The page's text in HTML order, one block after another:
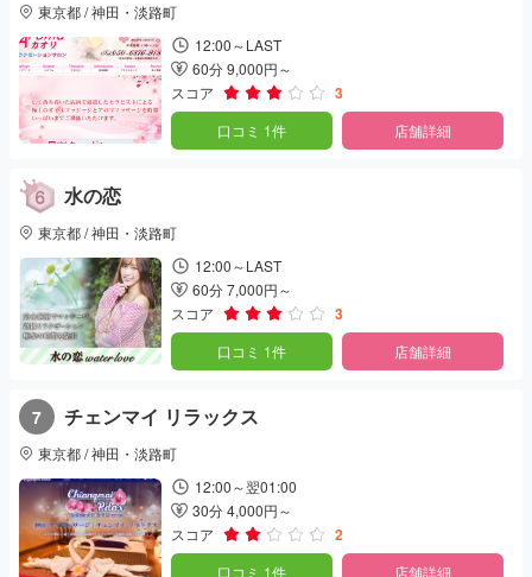
東京都 / 神田・淡路町
12:00～LAST
60分 9,000円～
スコア
3
口コミ 1件 店舗詳細
水の恋
東京都 / 神田・淡路町
12:00～LAST
60分 7,000円～
スコア
3
口コミ 1件 店舗詳細
7 チェンマイ リラックス
東京都 / 神田・淡路町
12:00～翌01:00
30分 4,000円～
スコア
2
口コミ 1件 店舗詳細